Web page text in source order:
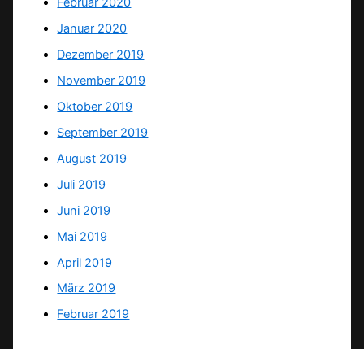
Januar 2020
Dezember 2019
November 2019
Oktober 2019
September 2019
August 2019
Juli 2019
Juni 2019
Mai 2019
April 2019
März 2019
Februar 2019